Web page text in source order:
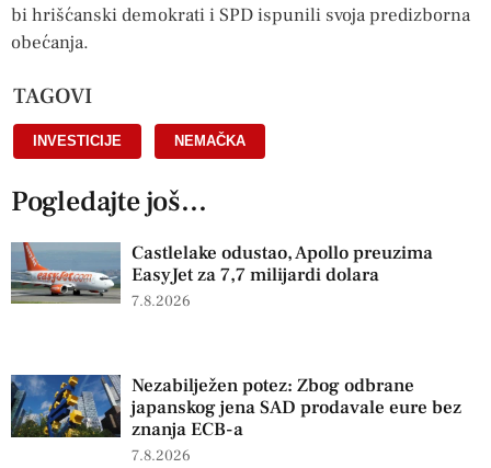
bi hrišćanski demokrati i SPD ispunili svoja predizborna
obećanja.
TAGOVI
INVESTICIJE NEMAČKA
Pogledajte još...
Castlelake odustao, Apollo preuzima
EasyJet za 7,7 milijardi dolara
7.8.2026
Nezabilježen potez: Zbog odbrane
japanskog jena SAD prodavale eure bez
znanja ECB-a
7.8.2026